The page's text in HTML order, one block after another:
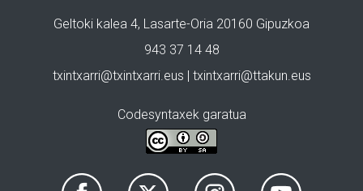
Geltoki kalea 4, Lasarte-Oria 20160 Gipuzkoa
943 37 14 48
txintxarri@txintxarri.eus | txintxarri@ttakun.eus
Codesyntaxek garatua